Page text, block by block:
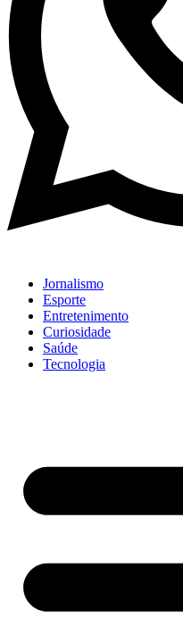
Jornalismo
Esporte
Entretenimento
Curiosidade
Saúde
Tecnologia